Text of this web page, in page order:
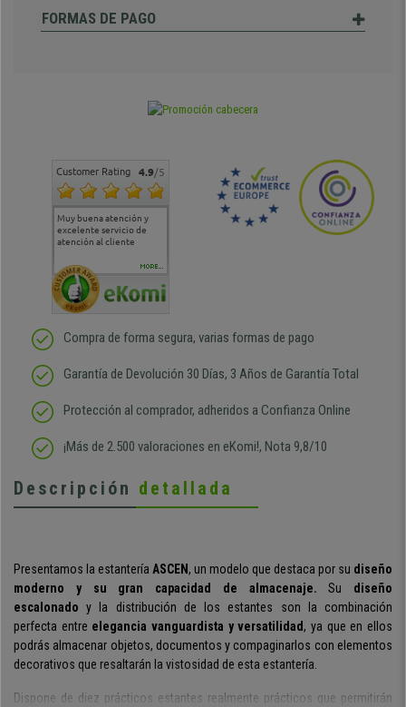
FORMAS DE PAGO
Customer Rating 4.9/5
Muy buena atención y
excelente servicio de
atención al cliente
Muy buena atención de
cara al asesoramiento
Si estoy contento
MORE...
Compra de forma segura, varias formas de pago
Garantía de Devolución 30 Días, 3 Años de Garantía Total
Protección al comprador, adheridos a Confianza Online
¡Más de 2.500 valoraciones en eKomi!, Nota 9,8/10
Descripción detallada
Presentamos la estantería ASCEN, un modelo que destaca por su diseño
moderno y su gran capacidad de almacenaje.Su diseño
escalonado y la distribución de los estantes son la combinación
perfecta entre elegancia vanguardista y versatilidad, ya que en ellos
podrás almacenar objetos, documentos y compaginarlos con elementos
decorativos que resaltarán la vistosidad de esta estantería.
Dispone de diez prácticos estantes realmente prácticos que permitirán